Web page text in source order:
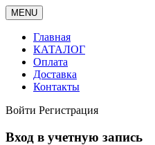
MENU
Главная
КАТАЛОГ
Оплата
Доставка
Контакты
Войти Регистрация
Вход в учетную запись